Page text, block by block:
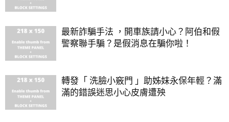
最新詐騙手法 ，開車族請小心？阿伯和假
警察聯手騙？是假消息在騙你啦！
轉發「 洗臉小竅門 」助姊妹永保年輕？滿
滿的錯誤迷思小心皮膚遭殃